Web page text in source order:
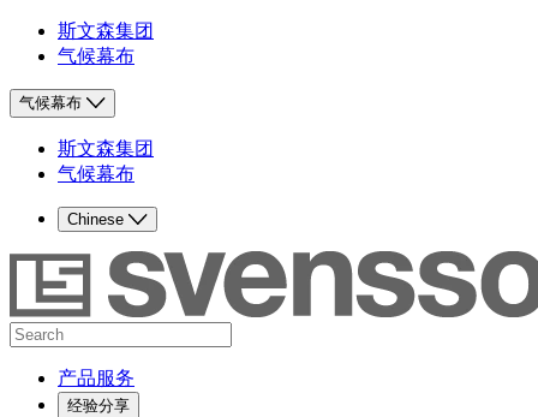
斯文森集团
气候幕布
气候幕布
斯文森集团
气候幕布
Chinese
产品服务
经验分享